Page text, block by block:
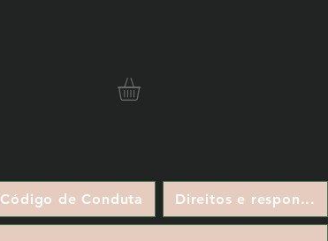
Código de Conduta Direitos e respon...